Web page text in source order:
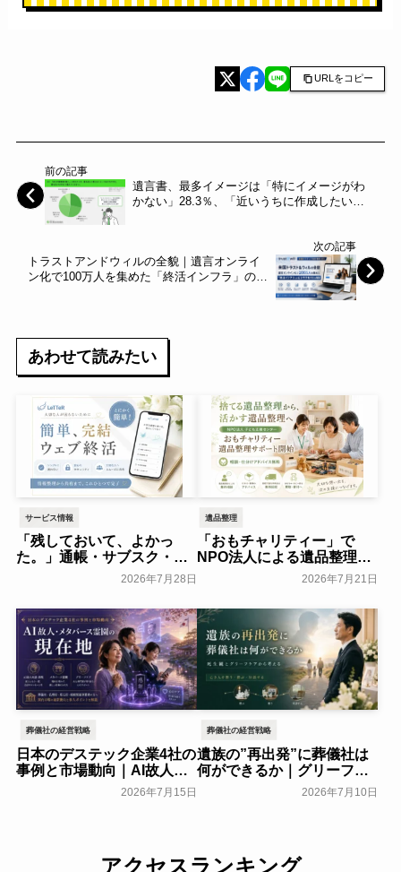
URLをコピー
前の記事
遺言書、最多イメージは「特にイメージがわ
かない」28.3％、「近いうちに作成したい」
ードル」に関する調査を実施～東京新宿法律
事務所～
次の記事
トラストアンドウィルの全貌｜遺言オンライ
ン化で100万人を集めた「終活インフラ」のビ
あわせて読みたい
サービス情報
「残しておいて、よかっ
た。」通帳・サブスク・契
約・パスワード・想いを簡
単にまとめて、大切な人へ
届けるウェブ終活
「LeTTeR™」提供開始～
ＭａＳＡＮＯ Ｖｉｄａ～
一般公開
2026年7月28日
遺品整理
「おもチャリティー」で
NPO法人による遺品整理サ
ポートを開始～子ども支援
2026年7月21日
葬儀社の経営戦略
日本のデステック企業4社の
事例と市場動向｜AI故人・
メタバース霊園の現在地
2026年7月15日
葬儀社の経営戦略
遺族の”再出発”に葬儀社は
何ができるか｜グリーフケ
アから読み解く故人との向
2026年7月10日
アクセスランキング